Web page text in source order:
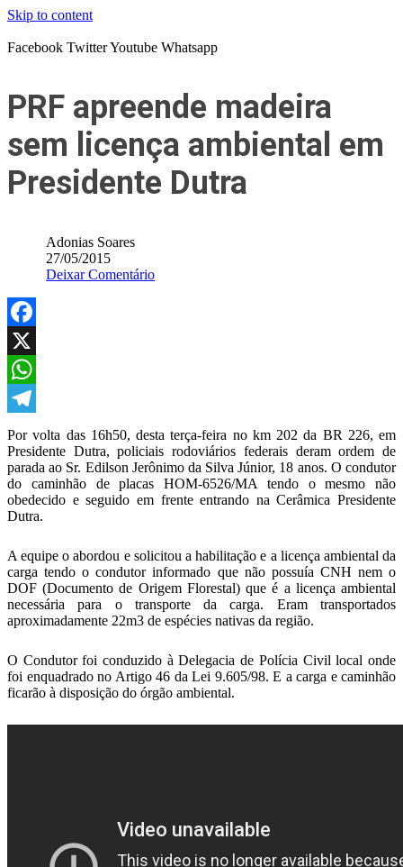
Skip to content
Facebook TwitterYoutube Whatsapp
PRF apreende madeira
sem licença ambiental em
Presidente Dutra
Adonias Soares
27/05/2015
Deixar Comentário
Facebook
X
WhatsApp
Telegram
Por volta das 16h50, desta terça-feira no km 202 da BR 226, em
Presidente Dutra, policiais rodoviários federais deram ordem de
parada ao Sr. Edilson Jerônimo da Silva Júnior, 18 anos. O condutor
do caminhão de placas HOM-6526/MA tendo o mesmo não
obedecido e seguido em frente entrando na Cerâmica Presidente
Dutra.
A equipe o abordou e solicitou a habilitação e a licença ambiental da
carga tendo o condutor informado que não possuía CNH nem o
DOF (Documento de Origem Florestal) que é a licença ambiental
necessária para o transporte da carga. Eram transportados
aproximadamente 22m3 de espécies nativas da região.
O Condutor foi conduzido à Delegacia de Polícia Civil local onde
foi enquadrado no Artigo 46 da Lei 9.605/98. E a carga e caminhão
ficarão à disposição do órgão ambiental.